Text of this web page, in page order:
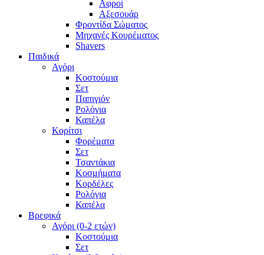
Αφροί
Αξεσουάρ
Φροντίδα Σώματος
Μηχανές Κουρέματος
Shavers
Παιδικά
Αγόρι
Κοστούμια
Σετ
Παπιγιόν
Ρολόγια
Καπέλα
Κορίτσι
Φορέματα
Σετ
Τσαντάκια
Κοσμήματα
Κορδέλες
Ρολόγια
Καπέλα
Βρεφικά
Αγόρι (0-2 ετών)
Κοστούμια
Σετ